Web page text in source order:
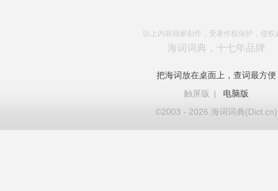
以上内容独家创作，受著作权保护，侵权
海词词典，十七年品牌
把海词放在桌面上，查词最方便
触屏版
|
电脑版
©2003 - 2026 海词词典(Dict.cn)